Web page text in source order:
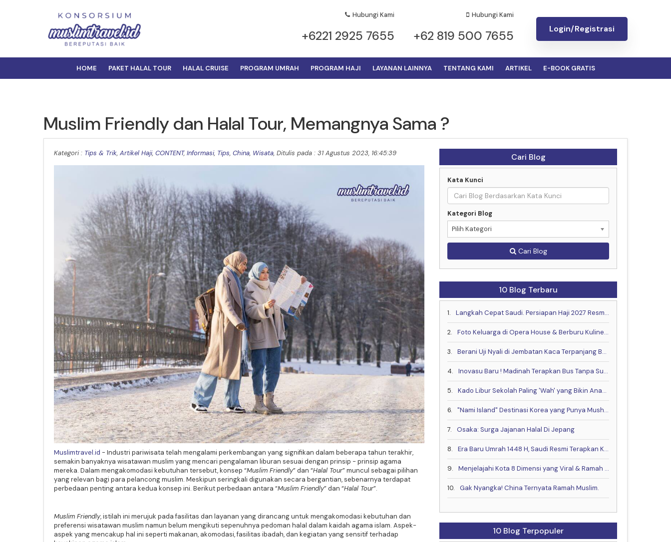
Hubungi Kami
+6221 2925 7655
Hubungi Kami
+62 819 500 7655 Login/Registrasi
HOME PAKET HALAL TOUR HALAL CRUISE PROGRAM UMRAH PROGRAM HAJI LAYANAN LAINNYA TENTANG KAMI ARTIKEL E-BOOK GRATIS
Muslim Friendly dan Halal Tour, Memangnya Sama ?
Kategori : Tips & Trik, Artikel Haji, CONTENT, Informasi, Tips, China, Wisata, Ditulis pada : 31 Agustus 2023, 16:45:39
Muslimtravel.id - Industri pariwisata telah mengalami perkembangan yang signifikan dalam beberapa tahun terakhir,
semakin banyaknya wisatawan muslim yang mencari pengalaman liburan sesuai dengan prinsip - prinsip agama
mereka. Dalam mengakomodasi kebutuhan tersebut, konsep “Muslim Friendly” dan “Halal Tour” muncul sebagai pilihan
yang relevan bagi para pelancong muslim. Meskipun seringkali digunakan secara bergantian, sebenarnya terdapat
perbedaan penting antara kedua konsep ini. Berikut perbedaan antara “Muslim Friendly” dan “Halal Tour”.
Muslim Friendly, istilah ini merujuk pada fasilitas dan layanan yang dirancang untuk mengakomodasi kebutuhan dan
preferensi wisatawan muslim namun belum mengikuti sepenuhnya pedoman halal dalam kaidah agama islam. Aspek-
aspek yang mencakup hal ini seperti makanan, akomodasi, fasilitas ibadah, dan kegiatan yang sensitif terhadap
Cari Blog
Kata Kunci
Kategori Blog
Pilih Kategori
Cari Blog
10 Blog Terbaru
1. Langkah Cepat Saudi. Persiapan Haji 2027 Resmi Dimulai Lebih Awal
2. Foto Keluarga di Opera House & Berburu Kuliner Halal yang Lagi Hits di Sydney
3. Berani Uji Nyali di Jembatan Kaca Terpanjang Bareng Keluarga?
4. Inovasu Baru ! Madinah Terapkan Bus Tanpa Supir
5. Kado Libur Sekolah Paling 'Wah' yang Bikin Anak Betah!
6. "Nami Island" Destinasi Korea yang Punya Musholla & Resto Halal .
7. Osaka: Surga Jajanan Halal Di Jepang
8. Era Baru Umrah 1448 H, Saudi Resmi Terapkan Kontrak Digital & Buka Visa Akhir Mei
9. Menjelajahi Kota 8 Dimensi yang Viral & Ramah Muslim bareng Muslim Travel Indonesia
10. Gak Nyangka! China Ternyata Ramah Muslim.
10 Blog Terpopuler